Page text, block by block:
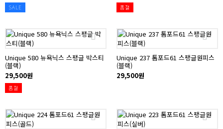
SALE 품절
Unique 580 뉴욕닉스 스팽글 박스티
(블랙)
29,500원
품절
Unique 237 톰포드61 스팽글원피스
(블랙)
29,500원